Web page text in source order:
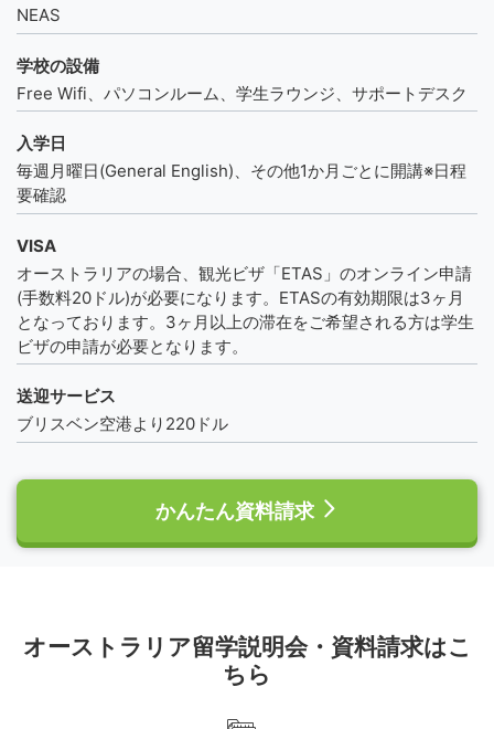
NEAS
学校の設備
Free Wifi、パソコンルーム、学生ラウンジ、サポートデスク
入学日
毎週月曜日(General English)、その他1か月ごとに開講※日程
要確認
VISA
オーストラリアの場合、観光ビザ「ETAS」のオンライン申請
(手数料20ドル)が必要になります。ETASの有効期限は3ヶ月
となっております。3ヶ月以上の滞在をご希望される方は学生
ビザの申請が必要となります。
送迎サービス
ブリスベン空港より220ドル
かんたん資料請求
オーストラリア留学説明会・資料請求はこ
ちら